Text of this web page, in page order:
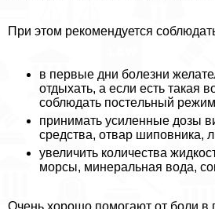
При этом рекомендуется
в первые дни болезни
отдыхать, а если есть такая
соблюдать пocтeльный режим
принимать усиленные дозы
средства, отвар шиповника,
увеличить количества
морсы, минеральная вода,